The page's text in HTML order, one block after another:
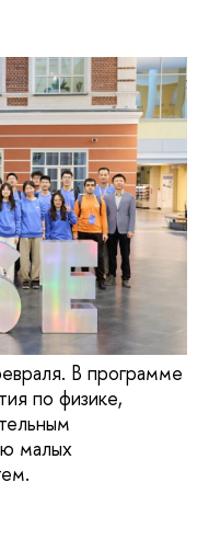
В программе
по физике,
малых